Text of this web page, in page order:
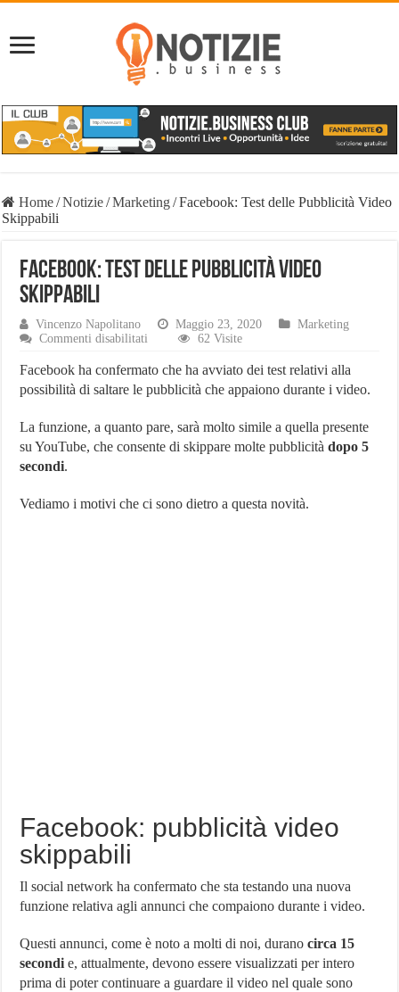
Home/Notizie/Marketing/Facebook: Test delle Pubblicità Video
Skippabili
Facebook: Test delle Pubblicità Video
Skippabili
Vincenzo Napolitano Maggio 23, 2020
Marketing
Commenti disabilitati
Test
Pubblicità
Skippabili
62 Visite
Facebook ha confermato che ha avviato dei test relativi alla
possibilità di saltare le pubblicità che appaiono durante i video.
La funzione, a quanto pare, sarà molto simile a quella presente
su YouTube, che consente di skippare molte pubblicitàdopo 5
secondi.
Vediamo i motivi che ci sono dietro a questa novità.
Facebook: pubblicità video
skippabili
Il social network ha confermato che sta testando una nuova
funzione relativa agli annunci che compaiono durante i video.
Questi annunci, come è noto a molti di noi, duranocirca 15
secondi e, attualmente, devono essere visualizzati per intero
prima di poter continuare a guardare il video nel quale sono